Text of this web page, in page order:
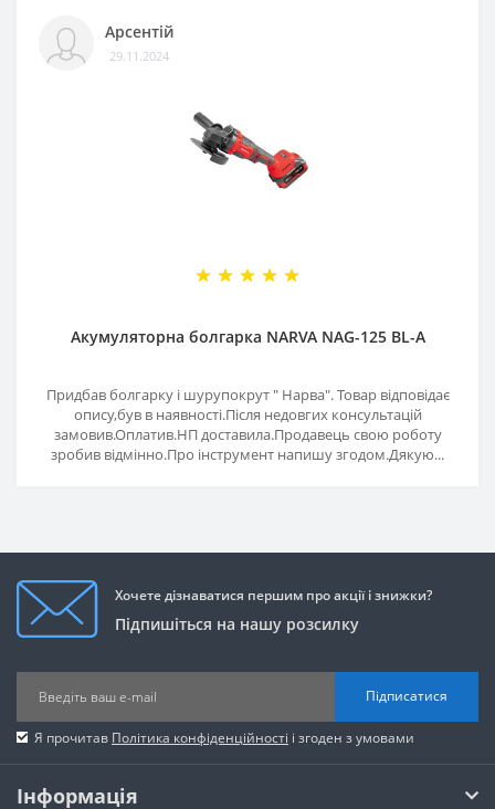
Арсентій
29.11.2024
Акумуляторна болгарка NARVA NAG-125 BL-A
Придбав болгарку і шурупокрут " Нарва". Товар відповідає
опису,був в наявності.Після недовгих консультацій
замовив.Оплатив.НП доставила.Продавець свою роботу
зробив відмінно.Про інструмент напишу згодом.Дякую...
Хочете дізнаватися першим про акції і знижки?
Підпишіться на нашу розсилку
Підписатися
Я прочитав Політика конфіденційності і згоден з умовами
Інформація